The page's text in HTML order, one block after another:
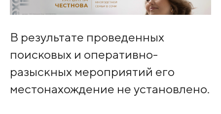
В результате проведенных
поисковых и оперативно-
разыскных мероприятий его
местонахождение не установлено.